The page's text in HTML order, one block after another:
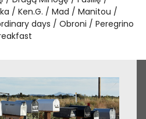
Ken.G. Mad
Manitou
days Obroni
Peregrino